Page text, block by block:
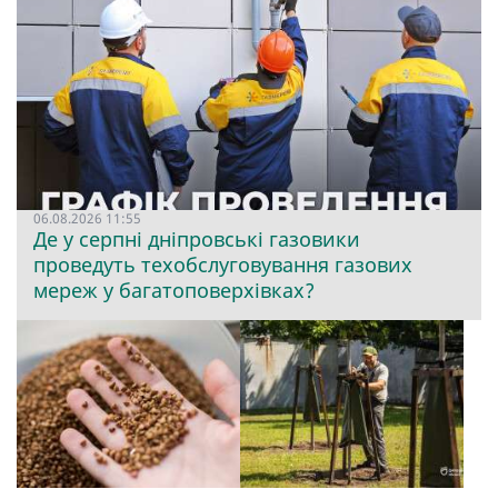
06.08.2026 11:55
Де у серпні дніпровські газовики
проведуть техобслуговування газових
мереж у багатоповерхівках?